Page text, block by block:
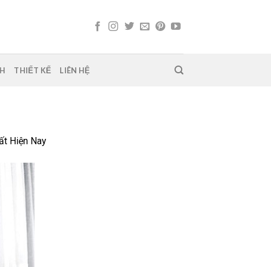
THIẾT KẾ LIÊN HỆ
Hiện Nay